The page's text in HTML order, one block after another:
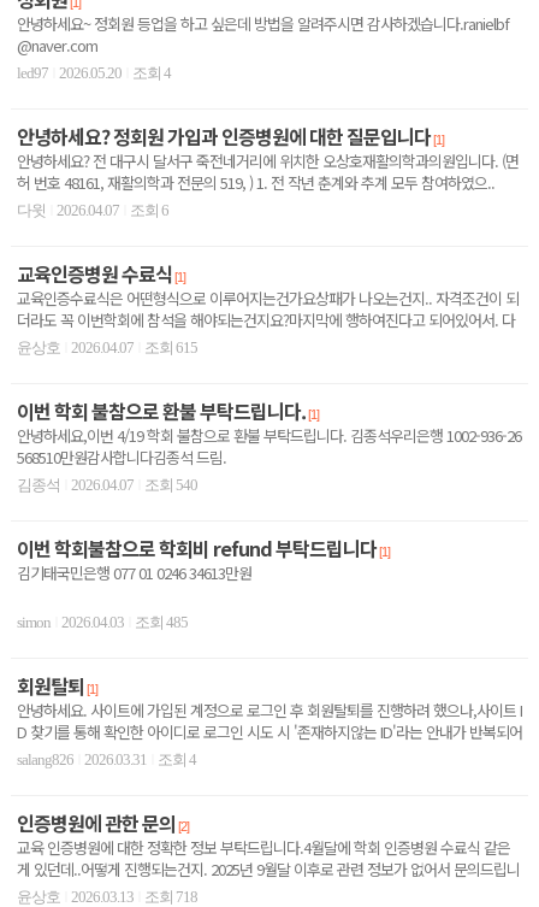
안녕하세요~ 정회원 등업을 하고 싶은데 방법을 알려주시면 감사하겠습니다.ranielbf
@naver.com
led97 2026.05.20 조회 4
안녕하세요? 정회원 가입과 인증병원에 대한 질문입니다[1]
안녕하세요? 전 대구시 달서구 죽전네거리에 위치한 오상호재활의학과의원입니다. (면
허 번호 48161, 재활의학과 전문의 519, ) 1. 전 작년 춘계와 추계 모두 참여하였으..
다윗 2026.04.07 조회 6
교육인증병원 수료식[1]
교육인증수료식은 어떤형식으로 이루어지는건가요상패가 나오는건지.. 자격조건이 되
더라도 꼭 이번학회에 참석을 해야되는건지요?마지막에 행하여진다고 되어있어서. 다
른 일정과 겹쳐서 미리 ..
윤상호 2026.04.07 조회 615
이번 학회 불참으로 환불 부탁드립니다.[1]
안녕하세요,이번 4/19 학회 불참으로 환불 부탁드립니다. 김종석우리은행 1002-936-26
568510만원감사합니다김종석 드림.
김종석 2026.04.07 조회 540
이번 학회불참으로 학회비 refund 부탁드립니다[1]
김기태국민은행 077 01 0246 34613만원
simon 2026.04.03 조회 485
회원탈퇴 [1]
안녕하세요. 사이트에 가입된 계정으로 로그인 후 회원탈퇴를 진행하려 했으나,사이트 I
D 찾기를 통해 확인한 아이디로 로그인 시도 시 '존재하지않는 ID'라는 안내가 반복되어
문의드..
salang826 2026.03.31 조회 4
인증병원에 관한 문의 [2]
교육 인증병원에 대한 정확한 정보 부탁드립니다.4월달에 학회 인증병원 수료식 같은
게 있던데..어떻게 진행되는건지. 2025년 9월달 이후로 관련 정보가 없어서 문의드립니
다.
윤상호 2026.03.13 조회 718